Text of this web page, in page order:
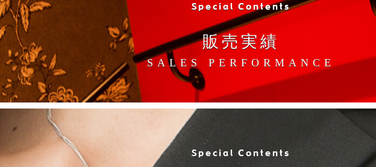
Special Contents
販売実績
SALES PERFORMANCE
Special Contents